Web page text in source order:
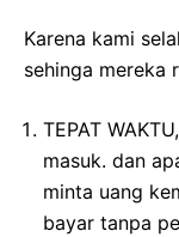
Karena kami
sehinga mereka
TEPAT
masuk. dan
minta uang
bayar tanpa